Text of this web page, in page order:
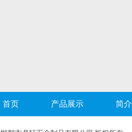
首页 产品展示 简介